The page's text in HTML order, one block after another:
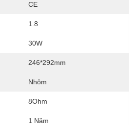
CE
1.8
30W
246*292mm
Nhôm
8Ohm
1 Năm